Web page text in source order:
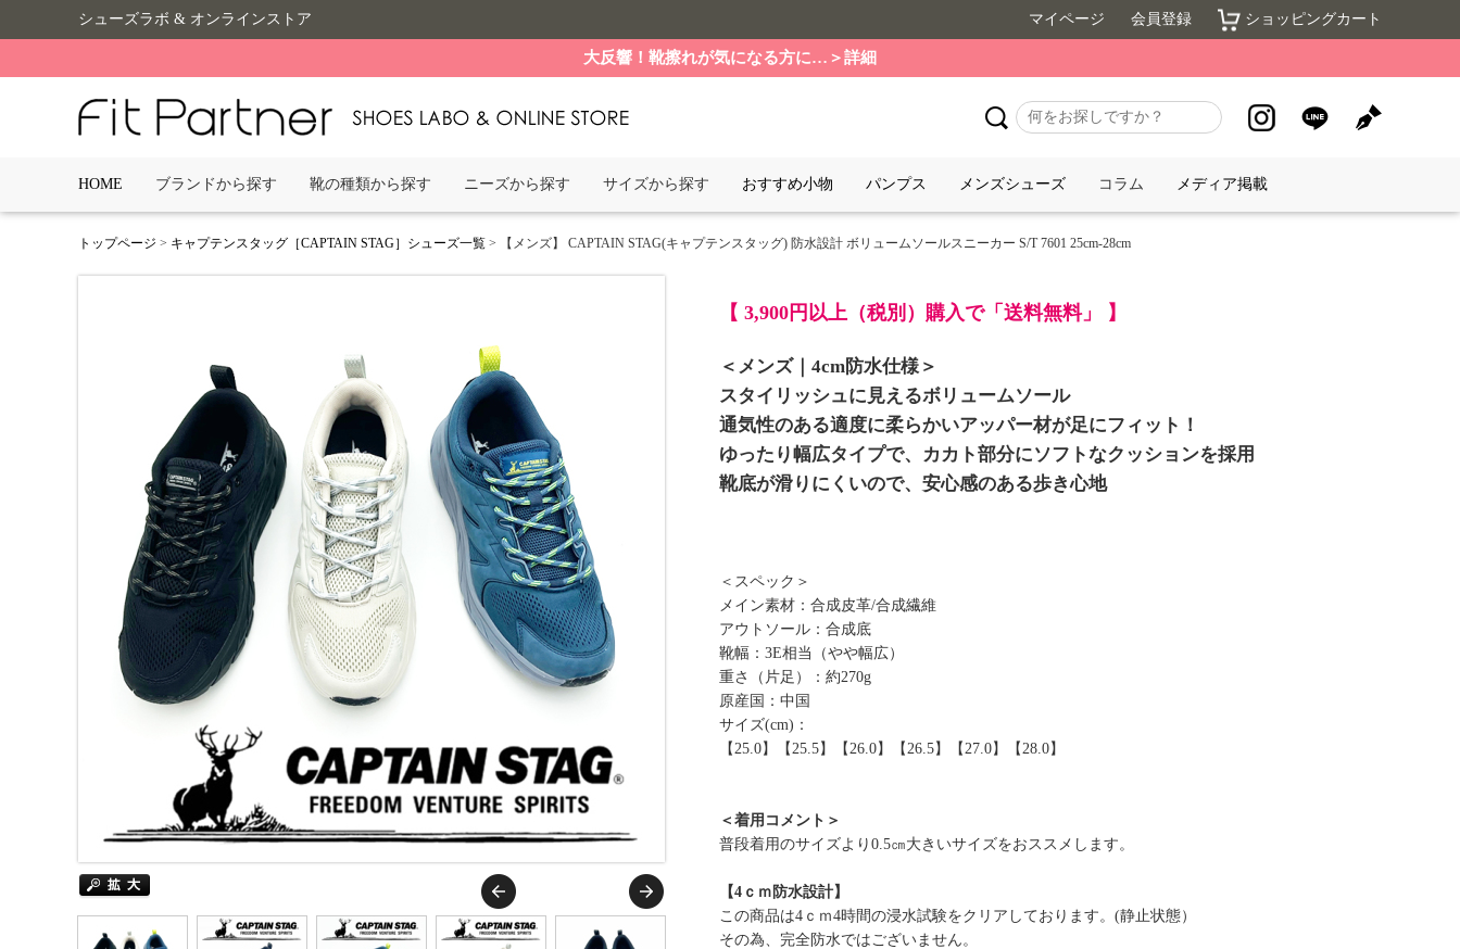
シューズラボ & オンラインストア マイページ 会員登録 ショッピングカート
大反響！靴擦れが気になる方に…＞詳細
HOME ブランドから探す 靴の種類から探す ニーズから探す サイズから探す おすすめ小物 パンプス メンズシューズ コラム メディア掲載
トップページ > キャプテンスタッグ［CAPTAIN STAG］シューズ一覧 > 【メンズ】 CAPTAIN STAG(キャプテンスタッグ) 防水設計 ボリュームソールスニーカー S/T 7601 25cm-28cm
【 3,900円以上（税別）購入で「送料無料」 】
＜メンズ｜4cm防水仕様＞
スタイリッシュに見えるボリュームソール
通気性のある適度に柔らかいアッパー材が足にフィット！
ゆったり幅広タイプで、カカト部分にソフトなクッションを採用
靴底が滑りにくいので、安心感のある歩き心地
＜スペック＞
メイン素材：合成皮革/合成繊維
アウトソール：合成底
靴幅：3E相当（やや幅広）
重さ（片足）：約270g
原産国：中国
サイズ(cm)：
【25.0】【25.5】【26.0】【26.5】【27.0】【28.0】
＜着用コメント＞
普段着用のサイズより0.5㎝大きいサイズをおススメします。
【4ｃｍ防水設計】
この商品は4ｃｍ4時間の浸水試験をクリアしております。(静止状態）
その為、完全防水ではございません。